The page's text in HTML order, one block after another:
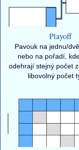
Playoff
Pavouk na jednu/
nebo na pořadí,
odehrají stejný počet
libovolný počet